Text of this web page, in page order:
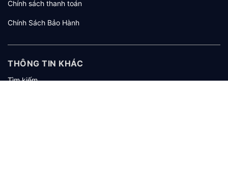
Chính sách thanh toán
Chính Sách Bảo Hành
THÔNG TIN KHÁC
Tìm kiếm